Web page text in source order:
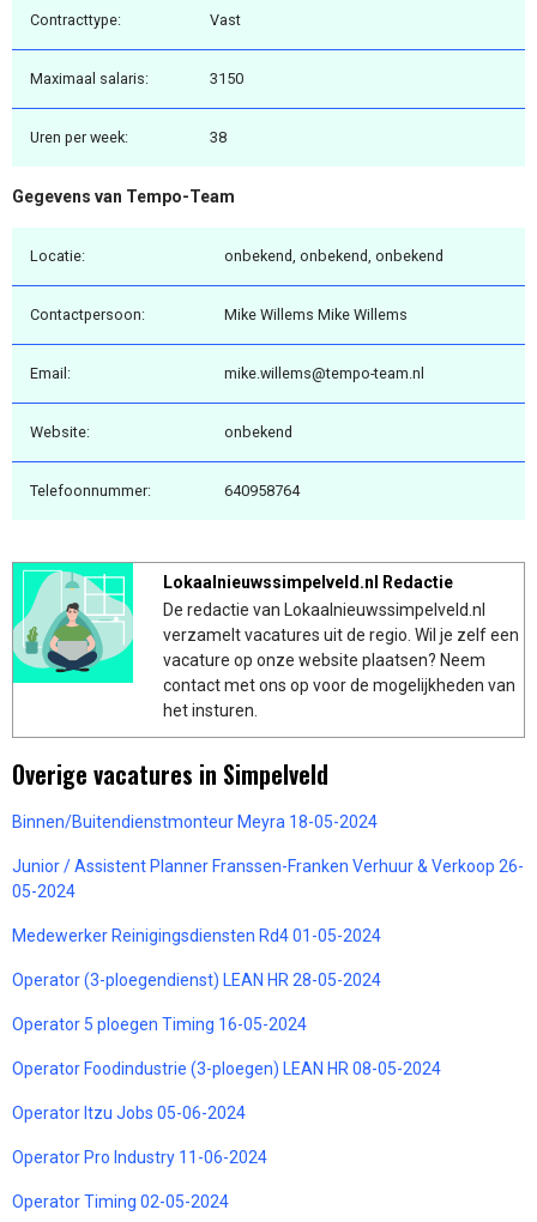
Contracttype: Vast
Maximaal salaris: 3150
Uren per week: 38
Gegevens van Tempo-Team
Locatie: onbekend, onbekend, onbekend
Contactpersoon: Mike Willems Mike Willems
Email: mike.willems@tempo-team.nl
Website: onbekend
Telefoonnummer: 640958764
Lokaalnieuwssimpelveld.nl Redactie
De redactie van Lokaalnieuwssimpelveld.nl
verzamelt vacatures uit de regio. Wil je zelf een
vacature op onze website plaatsen? Neem
contact met ons op voor de mogelijkheden van
het insturen.
Overige vacatures in Simpelveld
Binnen/Buitendienstmonteur Meyra 18-05-2024
Junior / Assistent Planner Franssen-Franken Verhuur & Verkoop 26-
05-2024
Medewerker Reinigingsdiensten Rd4 01-05-2024
Operator (3-ploegendienst) LEAN HR 28-05-2024
Operator 5 ploegen Timing 16-05-2024
Operator Foodindustrie (3-ploegen) LEAN HR 08-05-2024
Operator Itzu Jobs 05-06-2024
Operator Pro Industry 11-06-2024
Operator Timing 02-05-2024